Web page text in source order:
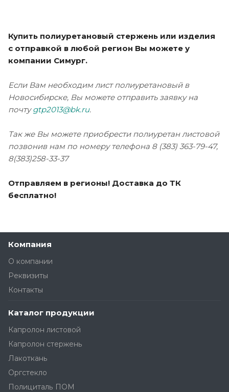
Купить полиуретановый стержень или изделия
с отправкой в любой регион Вы можете у
компании Симург.
Если Вам необходим лист полиуретановый в
Новосибирске, Вы можете отправить заявку на
почтуgtp2013@bk.ru.
Так же Вы можете приобрести полиуретан листовой
позвонив нам по номеру телефона 8 (383) 363-79-47,
8(383)258-33-37
Отправляем в регионы! Доставка до ТК
бесплатно!
Компания
О компании
Реквизиты
Контакты
Каталог продукции
Капролон листовой
Капролон стержень
Лакоткань
Оргстекло
Полициталь ПОМ